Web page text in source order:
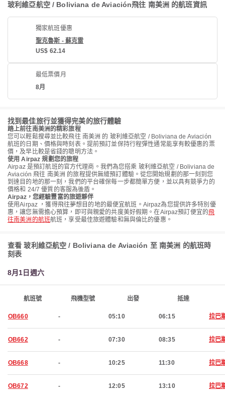
玻利維亞航空 / Boliviana de Aviación飛往 南美洲 的航班資訊
獨家航班優惠
聖克魯斯 - 蘇克雷
US$ 62.14
最低票價月
8月
找到最佳旅行並獲得完美的旅行體驗
踏上前往南美洲的精彩旅程
您可以輕鬆搜尋並比較飛往 南美洲 的 玻利維亞航空 / Boliviana de Aviación
航班的日期、價格與時刻表。提前預訂並保持行程彈性通常能享有較優惠的票
價，及早比較是省錢的聰明方法。
使用 Airpaz 規劃您的旅程
Airpaz 是預訂航班的官方代理商。我們為您搭乘 玻利維亞航空 / Boliviana de
Aviación 飛往 南美洲 的旅程提供無縫預訂體驗。從您開始規劃的那一刻到您
到達目的地的那一刻，我們的平台確保每一步都簡單方便，並以具有競爭力的
價格和 24/7 優質的客服為後盾。
Airpaz，您經驗豐富的旅遊夥伴
使用Airpaz ，獲得飛往夢想目的地的最便宜航班。Airpaz為您提供許多特別優
惠，讓您無需擔心預算，即可與親愛的共度美好假期。在Airpaz預訂便宜的飛
往南美洲的航班航班，享受最佳旅遊體驗和無與倫比的優惠。
查看 玻利維亞航空 / Boliviana de Aviación 至 南美洲 的航班時
刻表
8月1日週六
航班號 飛機型號 出發 抵達
OB660 - 05:10 06:15 拉巴
OB662 - 07:30 08:35 拉巴
OB668 - 10:25 11:30 拉巴
OB672 - 12:05 13:10 拉巴